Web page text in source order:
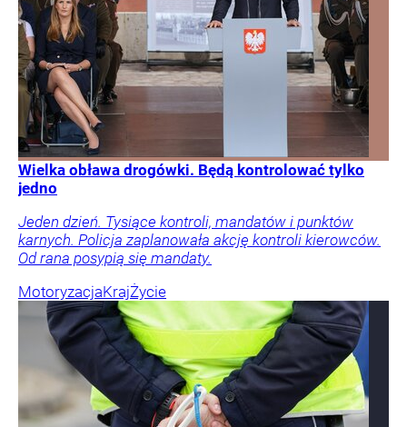
Wielka obława drogówki. Będą kontrolować tylko
jedno
Jeden dzień. Tysiące kontroli, mandatów i punktów
karnych. Policja zaplanowała akcję kontroli kierowców.
Od rana posypią się mandaty.
MotoryzacjaKrajŻycie